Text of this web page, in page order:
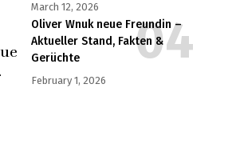
March 12, 2026
Oliver Wnuk neue Freundin –
Aktueller Stand, Fakten &
Gerüchte
February 1, 2026